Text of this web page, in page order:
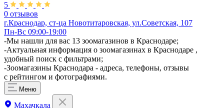
5
0 отзывов
г.Краснодар, ст-ца Новотитаровская, ул.Советская, 107
Пн-Вс 09:00-19:00
-Мы нашли для вас 13 зоомагазинов в Краснодаре;
-Актуальная информация о зоомагазинах в Краснодаре ,
удобный поиск с фильтрами;
-Зоомагазины Краснодара - адреса, телефоны, отзывы
с рейтингом и фотографиями.
Меню
Махачкала